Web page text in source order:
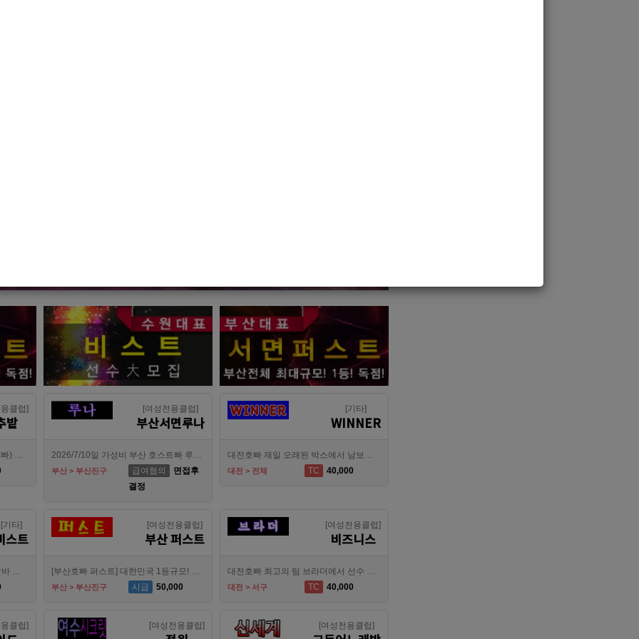
클럽]
밭
강북호빠 1등 수유 남자도우미(호빠) 고추밭에서 선수 구합니다
[여성전용클럽]
부산서면루나
2026/7/10일 가성비 부산 호스트빠 루나에서 식구 구합니다
부산 > 부산진구 급여협의
면접후
결정
[기타]
WINNER
대전호빠 제일 오래된 박스에서 남보도, 호빠알바를 모집합니다
대전 > 전체 TC 40,000
[기타]
스트
수원호빠 비스트 인증업소에서 알바 선수 구인합니다
[여성전용클럽]
부산 퍼스트
[부산호빠 퍼스트] 대한민국 1등규모! 서면호빠 12년째 독점! (구. 헤라,늑대,썸,버드)
부산 > 부산진구 시급 50,000
[여성전용클럽]
비즈니스
대전호빠 최고의 팀 브라더에서 선수 추가모집합니다!
대전 > 서구 TC 40,000
클럽] [여성전용클럽] [여성전용클럽]